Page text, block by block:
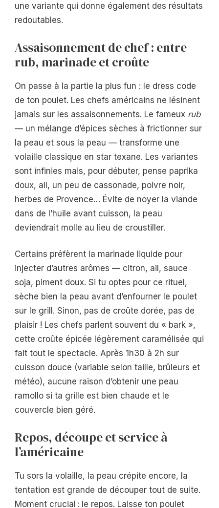
une variante qui donne également des résultats
redoutables.
Assaisonnement de chef : entre
rub, marinade et croûte
On passe à la partie la plus fun : le dress code
de ton poulet. Les chefs américains ne lésinent
jamais sur les assaisonnements. Le fameux rub
— un mélange d’épices sèches à frictionner sur
la peau et sous la peau — transforme une
volaille classique en star texane. Les variantes
sont infinies mais, pour débuter, pense paprika
doux, ail, un peu de cassonade, poivre noir,
herbes de Provence… Évite de noyer la viande
dans de l’huile avant cuisson, la peau
deviendrait molle au lieu de croustiller.
Certains préfèrent la marinade liquide pour
injecter d’autres arômes — citron, ail, sauce
soja, piment doux. Si tu optes pour ce rituel,
sèche bien la peau avant d’enfourner le poulet
sur le grill. Sinon, pas de croûte dorée, pas de
plaisir ! Les chefs parlent souvent du « bark »,
cette croûte épicée légèrement caramélisée qui
fait tout le spectacle. Après 1h30 à 2h sur
cuisson douce (variable selon taille, brûleurs et
météo), aucune raison d’obtenir une peau
ramollo si ta grille est bien chaude et le
couvercle bien géré.
Repos, découpe et service à
l’américaine
Tu sors la volaille, la peau crépite encore, la
tentation est grande de découper tout de suite.
Moment crucial : le repos. Laisse ton poulet